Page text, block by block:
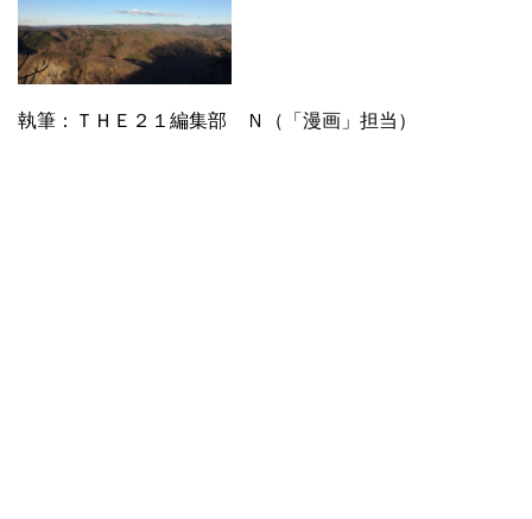
執筆：ＴＨＥ２１編集部 Ｎ（「漫画」担当）